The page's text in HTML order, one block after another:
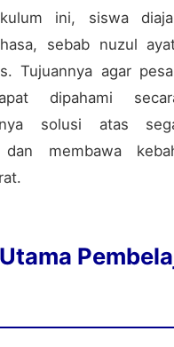
ini, siswa
sebab nuzul
Tujuannya agar
dipahami
solusi atas
dan membawa